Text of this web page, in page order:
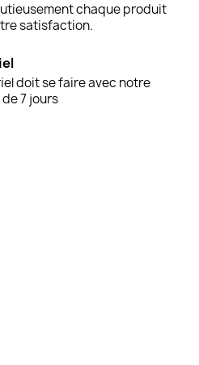
chaque produit
satisfaction.
doit se faire avec notre
7 jours